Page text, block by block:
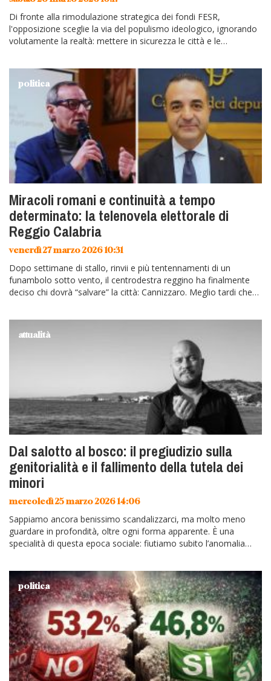
Di fronte alla rimodulazione strategica dei fondi FESR,
l'opposizione sceglie la via del populismo ideologico, ignorando
volutamente la realtà: mettere in sicurezza le città e le
politica
Miracoli romani e continuità a tempo
determinato: la telenovela elettorale di
Reggio Calabria
venerdì 27 marzo 2026 10:31
Dopo settimane di stallo, rinvii e più tentennamenti di un
funambolo sotto vento, il centrodestra reggino ha finalmente
deciso chi dovrà “salvare” la città: Cannizzaro. Meglio tardi che
attualità
Dal salotto al bosco: il pregiudizio sulla
genitorialità e il fallimento della tutela dei
minori
mercoledì 25 marzo 2026 14:06
Sappiamo ancora benissimo scandalizzarci, ma molto meno
guardare in profondità, oltre ogni forma apparente. È una
specialità di questa epoca sociale: fiutiamo subito l’anomalia
politica